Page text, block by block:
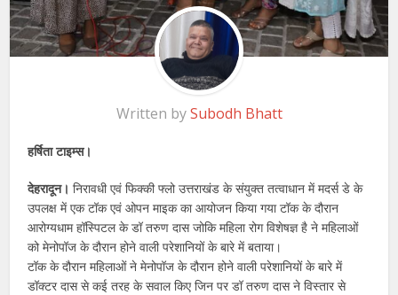
Written bySubodh Bhatt
हर्षिता टाइम्स।
देहरादून। निरावधी एवं फिक्की फ्लो उत्तराखंड के संयुक्त तत्वाधान में मदर्स डे के
उपलक्ष में एक टॉक एवं ओपन माइक का आयोजन किया गया टॉक के दौरान
आरोग्यधाम हॉस्पिटल के डॉ तरुण दास जोकि महिला रोग विशेषज्ञ है ने महिलाओं
को मेनोपॉज के दौरान होने वाली परेशानियों के बारे में बताया।
टॉक के दौरान महिलाओं ने मेनोपॉज के दौरान होने वाली परेशानियों के बारे में
डॉक्टर दास से कई तरह के सवाल किए जिन पर डॉ तरुण दास ने विस्तार से